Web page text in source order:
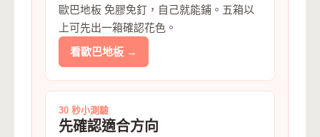
歐巴地板 免膠免釘，自己就能鋪。五箱以
上可先出一箱確認花色。
看歐巴地板 →
30 秒小測驗
先確認適合方向